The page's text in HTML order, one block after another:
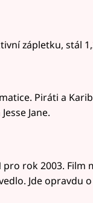
zápletku, stál
Piráti a
Jane.
rok 2003. Film
Jde opravdu